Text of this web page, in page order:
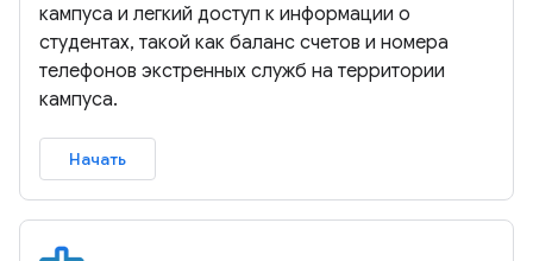
кампуса и легкий доступ к информации о
студентах, такой как баланс счетов и номера
телефонов экстренных служб на территории
кампуса.
Начать